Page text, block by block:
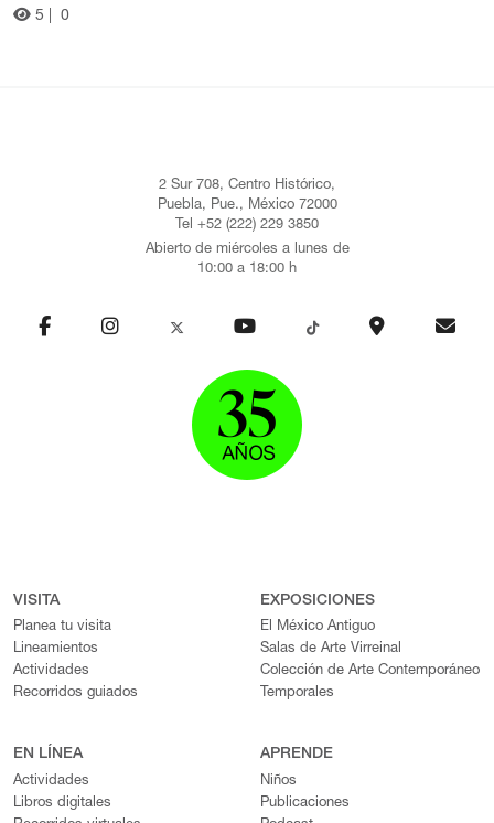
5 | 0
2 Sur 708, Centro Histórico,
Puebla, Pue., México 72000
Tel +52 (222) 229 3850
Abierto de miércoles a lunes de
10:00 a 18:00 h
VISITA
Planea tu visita
Lineamientos
Actividades
Recorridos guiados
EXPOSICIONES
El México Antiguo
Salas de Arte Virreinal
Colección de Arte Contemporáneo
Temporales
EN LÍNEA
Actividades
Libros digitales
APRENDE
Niños
Publicaciones